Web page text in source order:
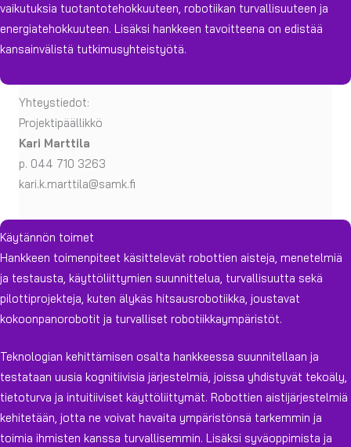
vaikutuksia tuotantotehokkuuteen, robotiikan turvallisuuteen ja
energiatehokkuuteen. Lisäksi hankkeen tavoitteena on edistää
kansainvälistä tutkimusyhteistyötä.
Yhteystiedot:
Projektipäällikkö
Kari Marttila
p. 044 710 3263
kari.k.marttila@samk.fi
Käytännön toimet
Hankkeen toimenpiteet käsittelevät robottien aisteja, menetelmiä
ja testausta, käyttöliittymien suunnittelua, turvallisuutta sekä
pilottiprojekteja, kuten älykäs hitsausrobotiikka, joustavat
kokoonpanorobotit ja turvalliset robotiikkaympäristöt.
Teknologian kehittämisen osalta hankkeessa suunnitellaan ja
testataan uusia kognitiivisia järjestelmiä, joissa yhdistyvät tekoäly,
tietoturva ja intuitiiviset käyttöliittymät. Robottien aistijärjestelmiä
kehitetään, jotta ne voivat havaita ympäristönsä tarkemmin ja
toimia ihmisten kanssa turvallisemmin. Lisäksi syväoppimista ja